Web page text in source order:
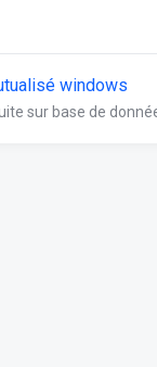
windows
sur base de